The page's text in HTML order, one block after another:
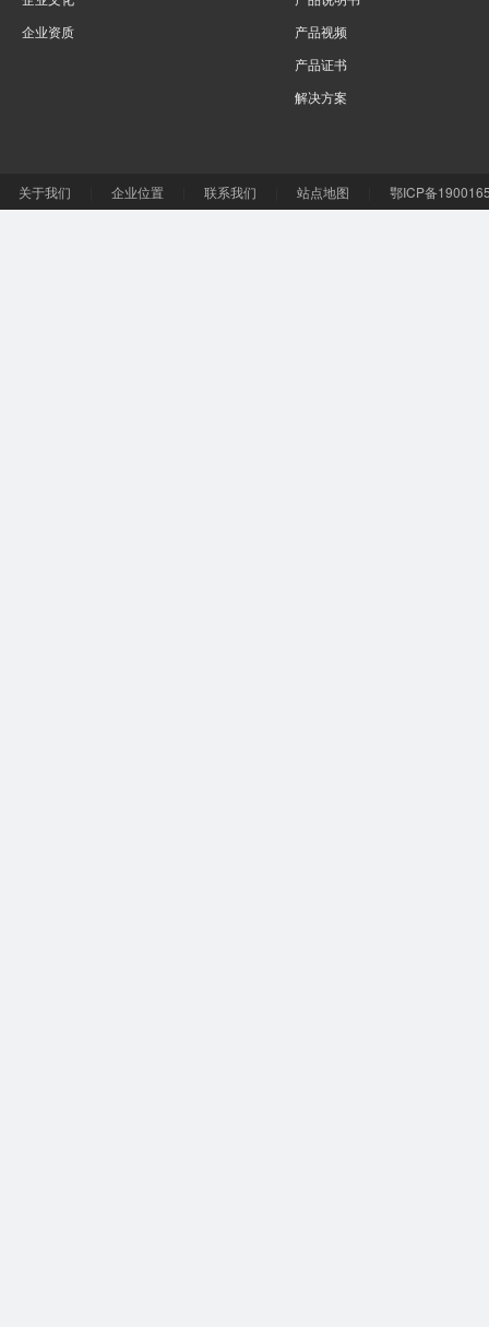
企业资质
产品视频
产品证书
解决方案
关于我们 企业位置 联系我们 站点地图 鄂ICP备